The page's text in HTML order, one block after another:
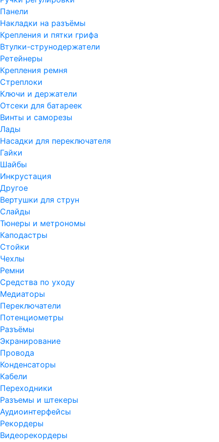
Панели
Накладки на разъёмы
Крепления и пятки грифа
Втулки-струнодержатели
Ретейнеры
Крепления ремня
Стреплоки
Ключи и держатели
Отсеки для батареек
Винты и саморезы
Лады
Насадки для переключателя
Гайки
Шайбы
Инкрустация
Другое
Вертушки для струн
Слайды
Тюнеры и метрономы
Каподастры
Стойки
Чехлы
Ремни
Средства по уходу
Медиаторы
Переключатели
Потенциометры
Разъёмы
Экранирование
Провода
Конденсаторы
Кабели
Переходники
Разъемы и штекеры
Аудиоинтерфейсы
Рекордеры
Видеорекордеры